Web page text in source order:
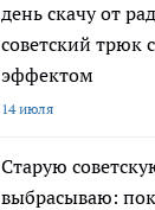
день скачу от
советский трюк
эффектом
14 июля
Старую
выбрасываю: